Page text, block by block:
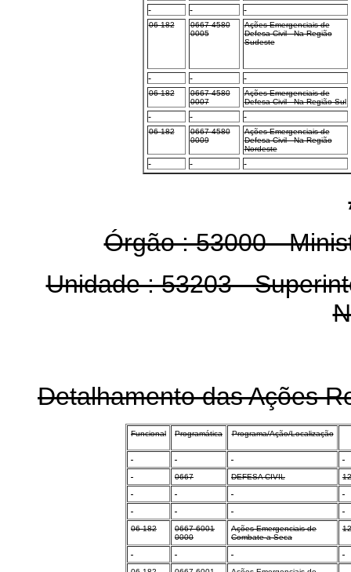
06 182
0667 4580
0005
Ações Emergenciais de
Defesa Civil - Na Região
Sudeste
06 182
0667 4580
0007
Ações Emergenciais de
Defesa Civil - Na Região Sul
06 182
0667 4580
0009
Ações Emergenciais de
Defesa Civil - Na Região
Nordeste
Órgão : 53000 -
Unidade : 53203 -
Detalhamento das Ações
Funcional Programática Programa/Ação/Localização
0667 DEFESA CIVIL
06 182
0667 6001
0000
Ações Emergenciais de
Combate a Seca